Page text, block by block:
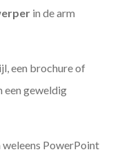
in de arm
een brochure of
een geweldig
PowerPoint